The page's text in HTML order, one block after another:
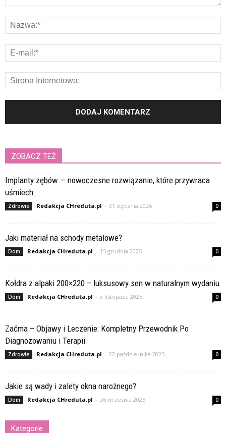
ZOBACZ TEŻ
Implanty zębów — nowoczesne rozwiązanie, które przywraca
uśmiech
Zdrowie Redakcja CHreduta.pl - 31 stycznia 2026 0
Jaki materiał na schody metalowe?
Dom Redakcja CHreduta.pl - 15 grudnia 2025 0
Kołdra z alpaki 200×220 – luksusowy sen w naturalnym wydaniu
Dom Redakcja CHreduta.pl - 3 listopada 2025 0
Zaćma – Objawy i Leczenie: Kompletny Przewodnik Po
Diagnozowaniu i Terapii
Zdrowie Redakcja CHreduta.pl - 22 października 2025 0
Jakie są wady i zalety okna narożnego?
Dom Redakcja CHreduta.pl - 26 września 2025 0
Kategorie